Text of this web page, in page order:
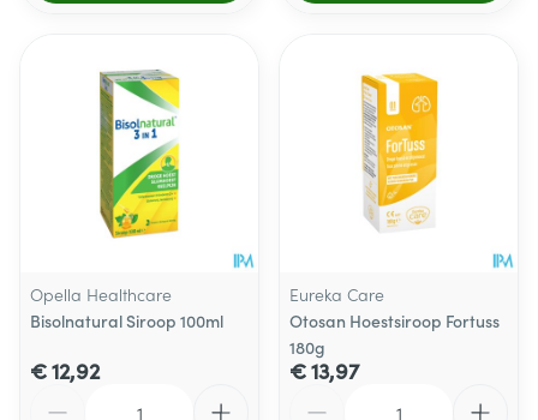
Opella Healthcare
Bisolnatural Siroop 100ml
€ 12,92
Eureka Care
Otosan Hoestsiroop Fortuss
180g
€ 13,97